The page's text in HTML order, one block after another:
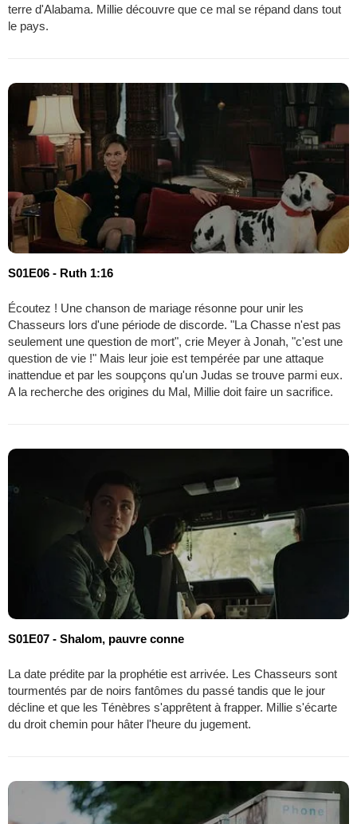
terre d'Alabama. Millie découvre que ce mal se répand dans tout
le pays.
S01E06 - Ruth 1:16
Écoutez ! Une chanson de mariage résonne pour unir les
Chasseurs lors d'une période de discorde. "La Chasse n'est pas
seulement une question de mort", crie Meyer à Jonah, "c'est une
question de vie !" Mais leur joie est tempérée par une attaque
inattendue et par les soupçons qu'un Judas se trouve parmi eux.
A la recherche des origines du Mal, Millie doit faire un sacrifice.
S01E07 - Shalom, pauvre conne
La date prédite par la prophétie est arrivée. Les Chasseurs sont
tourmentés par de noirs fantômes du passé tandis que le jour
décline et que les Ténèbres s'apprêtent à frapper. Millie s'écarte
du droit chemin pour hâter l'heure du jugement.